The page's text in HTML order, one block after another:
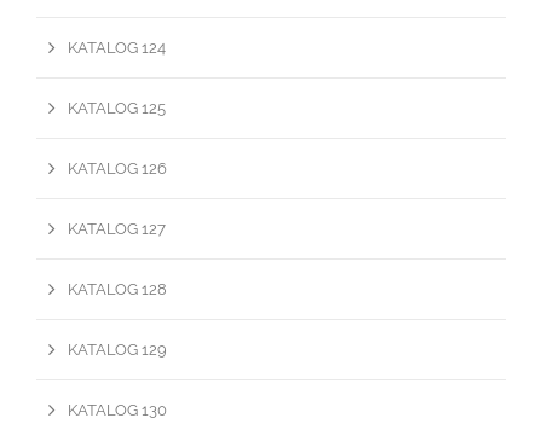
KATALOG 124
KATALOG 125
KATALOG 126
KATALOG 127
KATALOG 128
KATALOG 129
KATALOG 130